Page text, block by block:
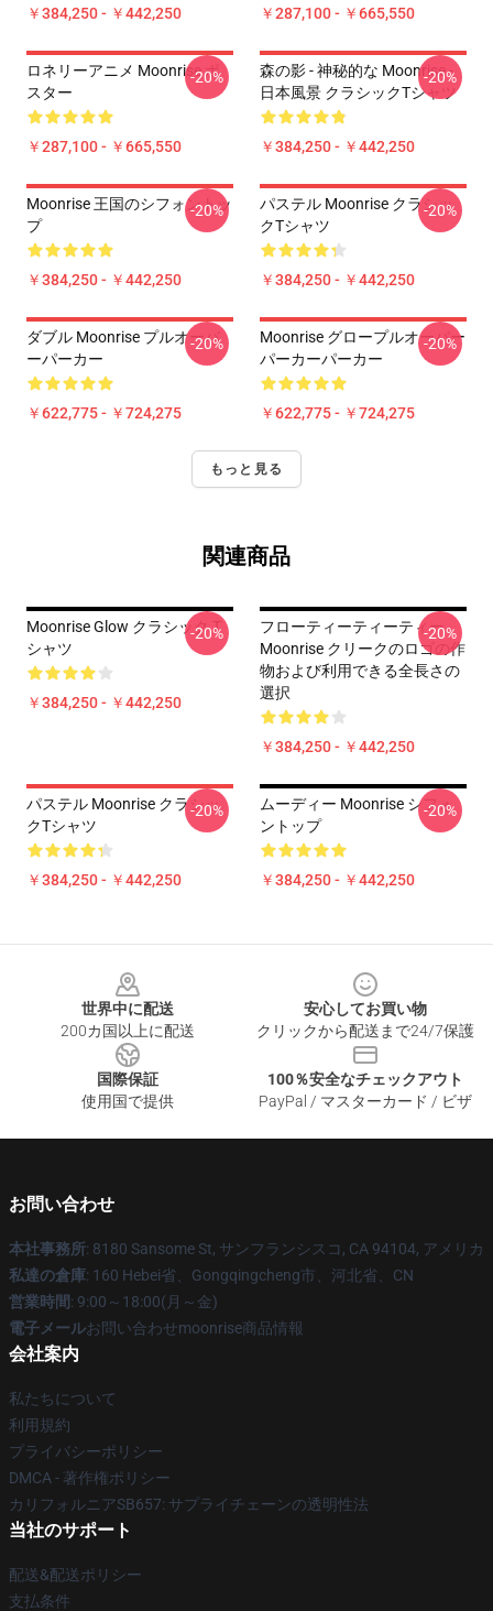
￥384,250 - ￥442,250 ￥287,100 - ￥665,550
ロネリーアニメ Moonrise ポ
スター
￥287,100 - ￥665,550
-20%
森の影 - 神秘的な Moonrise -
日本風景 クラシックTシャツ
￥384,250 - ￥442,250
-20%
Moonrise 王国のシフォントッ
プ
￥384,250 - ￥442,250
-20%
パステル Moonrise クラシッ
クTシャツ
￥384,250 - ￥442,250
-20%
ダブル Moonrise プルオーバ
ーパーカー
￥622,775 - ￥724,275
-20%
Moonrise グロープルオーバー
パーカーパーカー
￥622,775 - ￥724,275
-20%
もっと見る
関連商品
Moonrise Glow クラシック T
シャツ
￥384,250 - ￥442,250
-20%
フローティーティーティー
Moonrise クリークのロゴの作
物および利用できる全長さの
選択
￥384,250 - ￥442,250
-20%
パステル Moonrise クラシッ
クTシャツ
￥384,250 - ￥442,250
-20%
ムーディー Moonrise シフォ
ントップ
￥384,250 - ￥442,250
-20%
世界中に配送
200カ国以上に配送
安心してお買い物
クリックから配送まで24/7保護
国際保証
使用国で提供
100％安全なチェックアウト
PayPal / マスターカード / ビザ
お問い合わせ
本社事務所: 8180 Sansome St, サンフランシスコ, CA 94104, アメリカ
私達の倉庫: 160 Hebei省、Gongqingcheng市、河北省、CN
営業時間: 9:00～18:00(月～金)
電子メールお問い合わせmoonrise商品情報
会社案内
私たちについて
利用規約
プライバシーポリシー
DMCA - 著作権ポリシー
カリフォルニアSB657: サプライチェーンの透明性法
当社のサポート
配送&配送ポリシー
支払条件